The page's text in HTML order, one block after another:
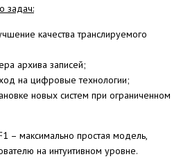
задач:
качества транслируемого
архива записей;
на цифровые технологии;
новых систем при ограниченном
– максимально простая модель,
на интуитивном уровне.